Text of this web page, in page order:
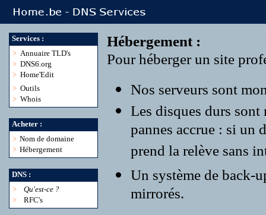
Services :
> Annuaire TLD's
> DNS6.org
> Home'Edit
> Outils
> Whois
Acheter :
> Nom de domaine
> Hébergement
DNS :
>
Qu'est-ce ?
>
RFC's
Hébergement :
Pour héberger un site
Nos serveurs sont
Les disques durs
pannes accrue : si un
prend la relève sans
Un système de back-
mirrorés.